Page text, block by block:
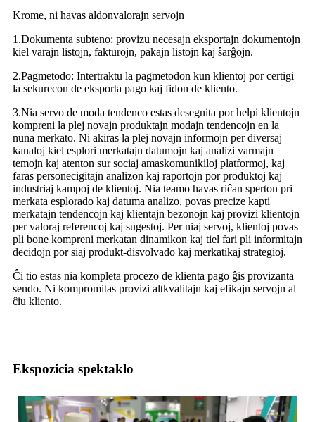
Krome, ni havas aldonvalorajn servojn
1.Dokumenta subteno: provizu necesajn eksportajn dokumentojn
kiel varajn listojn, fakturojn, pakajn listojn kaj ŝarĝojn.
2.Pagmetodo: Intertraktu la pagmetodon kun klientoj por certigi
la sekurecon de eksporta pago kaj fidon de kliento.
3.Nia servo de moda tendenco estas desegnita por helpi klientojn
kompreni la plej novajn produktajn modajn tendencojn en la
nuna merkato. Ni akiras la plej novajn informojn per diversaj
kanaloj kiel esplori merkatajn datumojn kaj analizi varmajn
temojn kaj atenton sur sociaj amaskomunikiloj platformoj, kaj
faras personecigitajn analizon kaj raportojn por produktoj kaj
industriaj kampoj de klientoj. Nia teamo havas riĉan sperton pri
merkata esplorado kaj datuma analizo, povas precize kapti
merkatajn tendencojn kaj klientajn bezonojn kaj provizi klientojn
per valoraj referencoj kaj sugestoj. Per niaj servoj, klientoj povas
pli bone kompreni merkatan dinamikon kaj tiel fari pli informitajn
decidojn por siaj produkt-disvolvado kaj merkatikaj strategioj.
Ĉi tio estas nia kompleta procezo de klienta pago ĝis provizanta
sendo. Ni kompromitas provizi altkvalitajn kaj efikajn servojn al
ĉiu kliento.
Ekspozicia spektaklo